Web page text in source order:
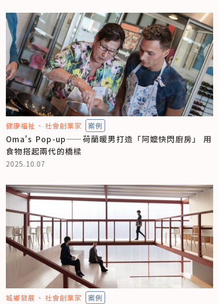
健康福祉 社會創業家 案例
Oma's Pop-up——荷蘭暖男打造「阿嬤快閃廚房」 用
食物搭起兩代的橋樑
2025.10.07
城鄉發展 社會創業家 案例